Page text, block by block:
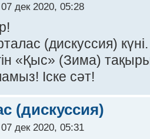
дек 2020, 05:28
(дискуссия) күні.
«Қыс» (Зима)
Іске сәт!
(дискуссия)
дек 2020, 05:31